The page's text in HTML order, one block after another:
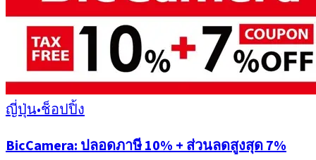
ญี่ปุ่น•ช็อปปิ้ง
BicCamera: ปลอดภาษี 10% + ส่วนลดสูงสุด 7%